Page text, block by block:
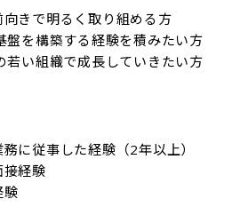
向きで明るく取り組める方
を構築する経験を積みたい方
若い組織で成長していきたい方
に従事した経験（2年以上）
接経験
験